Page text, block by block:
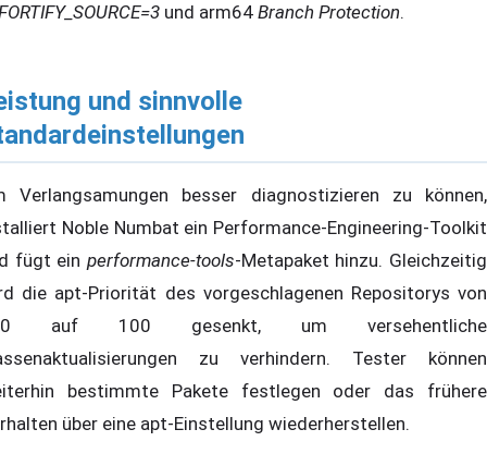
und arm64 Branch Protection.
und sinnvolle
Verlangsamungen besser diagnostizieren zu können,
Noble Numbat ein Performance-Engineering-Toolkit
fügt ein performance-tools-Metapaket hinzu. Gleichzeitig
die apt-Priorität des vorgeschlagenen Repositorys von
auf 100 gesenkt, um versehentliche
zu verhindern. Tester können
bestimmte Pakete festlegen oder das frühere
über eine apt-Einstellung wiederherstellen.